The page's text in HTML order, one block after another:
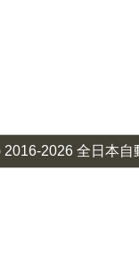
2016-2026 全日本